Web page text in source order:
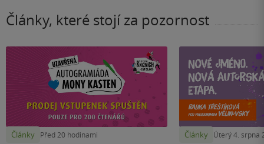
Články, které stojí za pozornost
Články Před 20 hodinami Články Úterý 4. srpna